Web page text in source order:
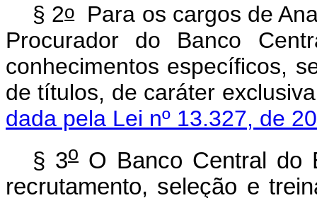
§ 2oPara os cargos de
Procurador do Banco
conhecimentos específicos,
de títulos, de caráter
dada pela Lei nº 13.327, de
§ 3o O Banco Central do
recrutamento, seleção e